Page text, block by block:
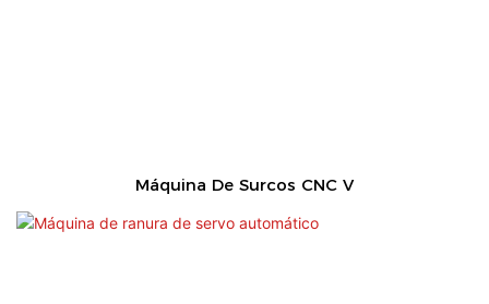
Máquina De Surcos CNC V